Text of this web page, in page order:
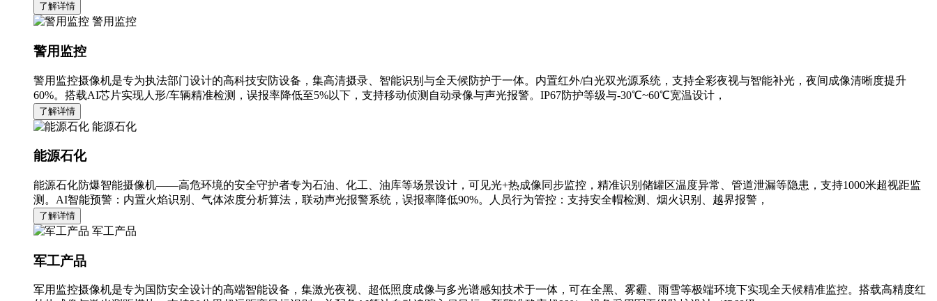
了解详情
警用监控
警用监控
警用监控摄像机是专为执法部门设计的高科技安防设备，集高清摄录、智能识别与全天候防护于一体。内置红外/白光双光源系统，支持全彩夜视与智能补光，夜间成像清晰度提升
60%。搭载AI芯片实现人形/车辆精准检测，误报率降低至5%以下，支持移动侦测自动录像与声光报警。IP67防护等级与-30℃~60℃宽温设计，
了解详情
能源石化
能源石化
能源石化防爆智能摄像机——高危环境的安全守护者专为石油、化工、油库等场景设计，可见光+热成像同步监控，精准识别储罐区温度异常、管道泄漏等隐患，支持1000米超视距监
测。AI智能预警：内置火焰识别、气体浓度分析算法，联动声光报警系统，误报率降低90%。人员行为管控：支持安全帽检测、烟火识别、越界报警，
了解详情
军工产品
军工产品
军用监控摄像机是专为国防安全设计的高端智能设备，集激光夜视、超低照度成像与多光谱感知技术于一体，可在全黑、雾霾、雨雪等极端环境下实现全天候精准监控。搭载高精度红